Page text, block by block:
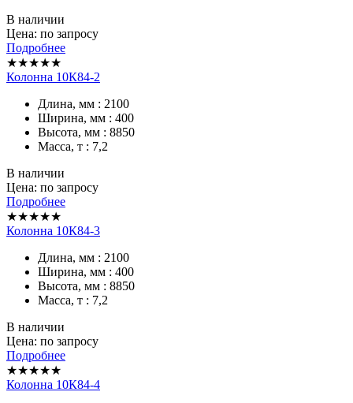
В наличии
Цена: по запросу
Подробнее
★★★★★
Колонна 10К84-2
Длина, мм : 2100
Ширина, мм : 400
Высота, мм : 8850
Масса, т : 7,2
В наличии
Цена: по запросу
Подробнее
★★★★★
Колонна 10К84-3
Длина, мм : 2100
Ширина, мм : 400
Высота, мм : 8850
Масса, т : 7,2
В наличии
Цена: по запросу
Подробнее
★★★★★
Колонна 10К84-4